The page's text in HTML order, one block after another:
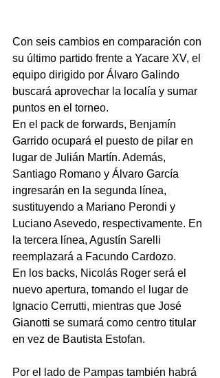
Con seis cambios en comparación con
su último partido frente a Yacare XV, el
equipo dirigido por Álvaro Galindo
buscará aprovechar la localía y sumar
puntos en el torneo.
En el pack de forwards, Benjamín
Garrido ocupará el puesto de pilar en
lugar de Julián Martín. Además,
Santiago Romano y Álvaro García
ingresarán en la segunda línea,
sustituyendo a Mariano Perondi y
Luciano Asevedo, respectivamente. En
la tercera línea, Agustín Sarelli
reemplazará a Facundo Cardozo.
En los backs, Nicolás Roger será el
nuevo apertura, tomando el lugar de
Ignacio Cerrutti, mientras que José
Gianotti se sumará como centro titular
en vez de Bautista Estofan.
Por el lado de Pampas también habrá